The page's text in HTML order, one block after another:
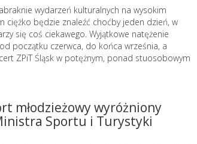
wydarzeń kulturalnych na wysokim
ciężko będzie znaleźć choćby jeden dzień, w
się coś ciekawego. Wyjątkowe natężenie
początku czerwca, do końca września, a
ZPiT Śląsk w potężnym, ponad stuosobowym
młodzieżowy wyróżniony
Sportu i Turystyki